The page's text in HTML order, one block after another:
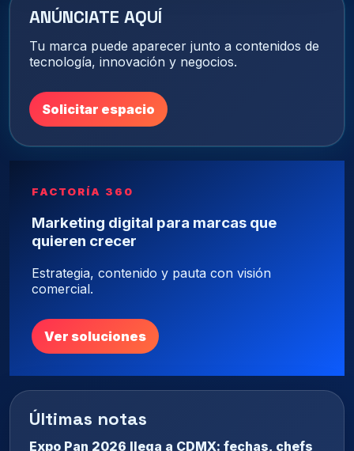
ANÚNCIATE AQUÍ
Tu marca puede aparecer junto a contenidos de
tecnología, innovación y negocios.
Solicitar espacio
FACTORÍA 360
Marketing digital para marcas que
quieren crecer
Estrategia, contenido y pauta con visión
comercial.
Ver soluciones
Últimas notas
Expo Pan 2026 llega a CDMX: fechas, chefs